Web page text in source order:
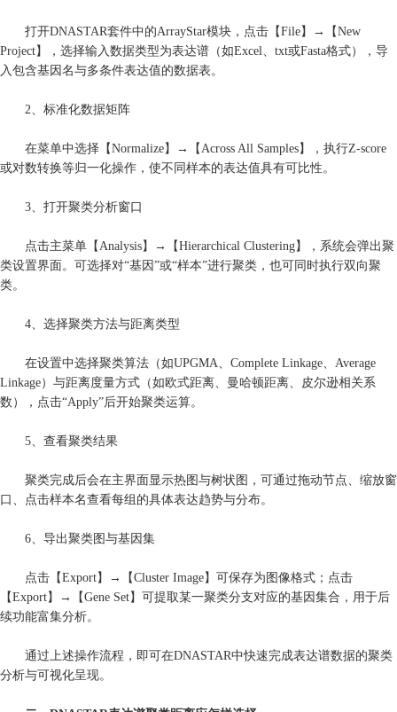
打开DNASTAR套件中的ArrayStar模块，点击【File】→【New
Project】，选择输入数据类型为表达谱（如Excel、txt或Fasta格式），导
入包含基因名与多条件表达值的数据表。
2、标准化数据矩阵
在菜单中选择【Normalize】→【Across All Samples】，执行Z-score
或对数转换等归一化操作，使不同样本的表达值具有可比性。
3、打开聚类分析窗口
点击主菜单【Analysis】→【Hierarchical Clustering】，系统会弹出聚
类设置界面。可选择对“基因”或“样本”进行聚类，也可同时执行双向聚
类。
4、选择聚类方法与距离类型
在设置中选择聚类算法（如UPGMA、Complete Linkage、Average
Linkage）与距离度量方式（如欧式距离、曼哈顿距离、皮尔逊相关系
数），点击“Apply”后开始聚类运算。
5、查看聚类结果
聚类完成后会在主界面显示热图与树状图，可通过拖动节点、缩放窗
口、点击样本名查看每组的具体表达趋势与分布。
6、导出聚类图与基因集
点击【Export】→【Cluster Image】可保存为图像格式；点击
【Export】→【Gene Set】可提取某一聚类分支对应的基因集合，用于后
续功能富集分析。
通过上述操作流程，即可在DNASTAR中快速完成表达谱数据的聚类
分析与可视化呈现。